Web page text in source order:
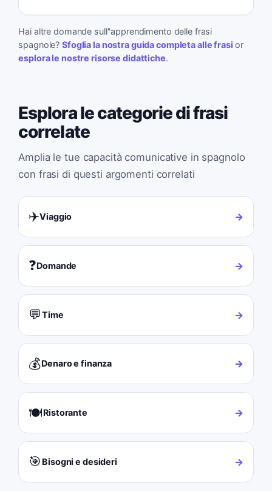
Hai altre domande sull''apprendimento delle frasi
spagnole? Sfoglia la nostra guida completa alle frasi or
esplora le nostre risorse didattiche.
Esplora le categorie di frasi
correlate
Amplia le tue capacità comunicative in spagnolo
con frasi di questi argomenti correlati
✈️Viaggio →
❓Domande →
💬Time →
💰Denaro e finanza →
🍽️Ristorante →
🎯 Bisogni e desideri →